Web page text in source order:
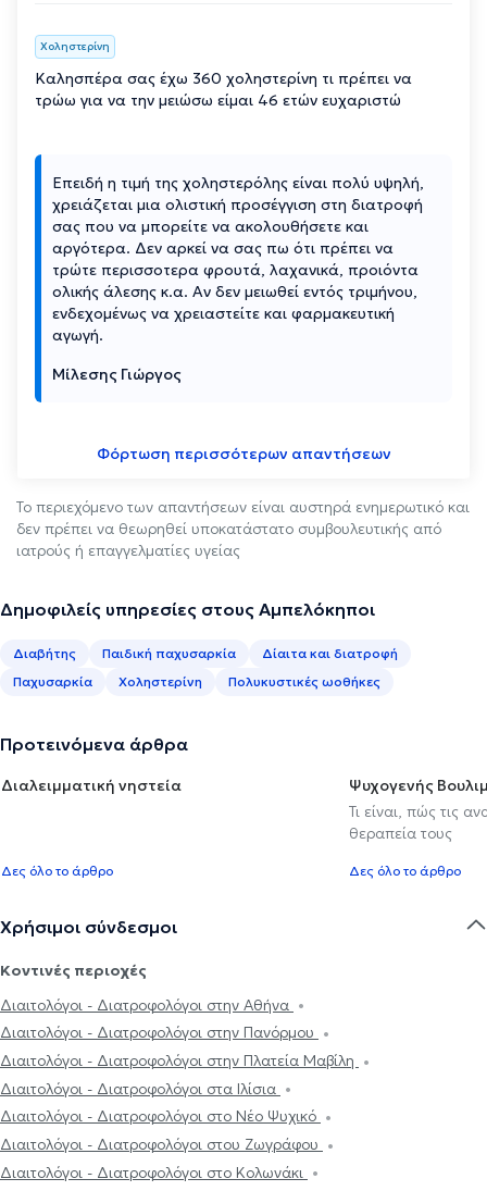
Χοληστερίνη
Καλησπέρα σας έχω 360 χοληστερίνη τι πρέπει να
τρώω για να την μειώσω είμαι 46 ετών ευχαριστώ
Επειδή η τιμή της χοληστερόλης είναι πολύ υψηλή,
χρειάζεται μια ολιστική προσέγγιση στη διατροφή
σας που να μπορείτε να ακολουθήσετε και
αργότερα. Δεν αρκεί να σας πω ότι πρέπει να
τρώτε περισσοτερα φρουτά, λαχανικά, προιόντα
ολικής άλεσης κ.α. Αν δεν μειωθεί εντός τριμήνου,
ενδεχομένως να χρειαστείτε και φαρμακευτική
αγωγή.
Μίλεσης Γιώργος
Φόρτωση περισσότερων απαντήσεων
Το περιεχόμενο των απαντήσεων είναι αυστηρά ενημερωτικό και
δεν πρέπει να θεωρηθεί υποκατάστατο συμβουλευτικής από
ιατρούς ή επαγγελματίες υγείας
Δημοφιλείς υπηρεσίες στους Αμπελόκηποι
Διαβήτης Παιδική παχυσαρκία
Δίαιτα και διατροφή
Παχυσαρκία
Χοληστερίνη Πολυκυστικές ωοθήκες
Προτεινόμενα άρθρα
Διαλειμματική νηστεία
Δες όλο το άρθρο
Ψυχογενής
Τι είναι, πώς τις
θεραπεία τους
Δες όλο το άρθρο
Χρήσιμοι σύνδεσμοι
Κοντινές περιοχές
Διαιτολόγοι - Διατροφολόγοι στην Αθήνα
Διαιτολόγοι - Διατροφολόγοι στην Πανόρμου
Διαιτολόγοι - Διατροφολόγοι στην Πλατεία Μαβίλη
Διαιτολόγοι - Διατροφολόγοι στα Ιλίσια
Διαιτολόγοι - Διατροφολόγοι στο Νέο Ψυχικό
Διαιτολόγοι - Διατροφολόγοι στου Ζωγράφου
Διαιτολόγοι - Διατροφολόγοι στο Κολωνάκι